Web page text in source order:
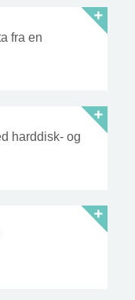
fra en
harddisk- og